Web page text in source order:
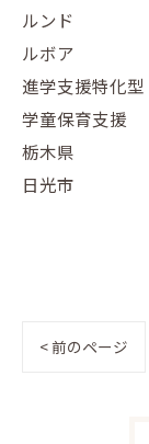
ルンド
ルボア
進学支援特化型
学童保育支援
栃木県
日光市
< 前のページ